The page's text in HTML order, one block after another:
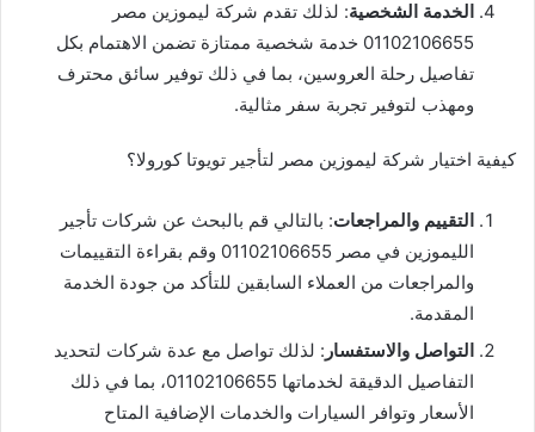
الخدمة الشخصية: لذلك تقدم شركة ليموزين مصر
01102106655 خدمة شخصية ممتازة تضمن الاهتمام بكل
تفاصيل رحلة العروسين، بما في ذلك توفير سائق محترف
ومهذب لتوفير تجربة سفر مثالية.
كيفية اختيار شركة ليموزين مصر لتأجير تويوتا كورولا؟
التقييم والمراجعات: بالتالي قم بالبحث عن شركات تأجير
الليموزين في مصر 01102106655 وقم بقراءة التقييمات
والمراجعات من العملاء السابقين للتأكد من جودة الخدمة
المقدمة.
التواصل والاستفسار : لذلك تواصل مع عدة شركات لتحديد
التفاصيل الدقيقة لخدماتها 01102106655، بما في ذلك
الأسعار وتوافر السيارات والخدمات الإضافية المتاح